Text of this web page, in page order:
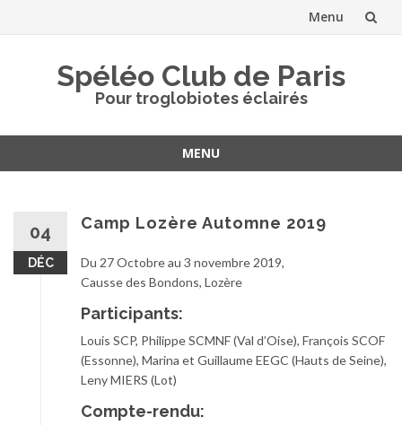
Menu
Spéléo Club de Paris
Pour troglobiotes éclairés
MENU
04
DÉC
Camp Lozère Automne 2019
Du 27 Octobre au 3 novembre 2019,
Causse des Bondons, Lozère
Participants:
Louis SCP, Philippe SCMNF (Val d’Oise), François SCOF
(Essonne), Marina et Guillaume EEGC (Hauts de Seine),
Leny MIERS (Lot)
Compte-rendu: